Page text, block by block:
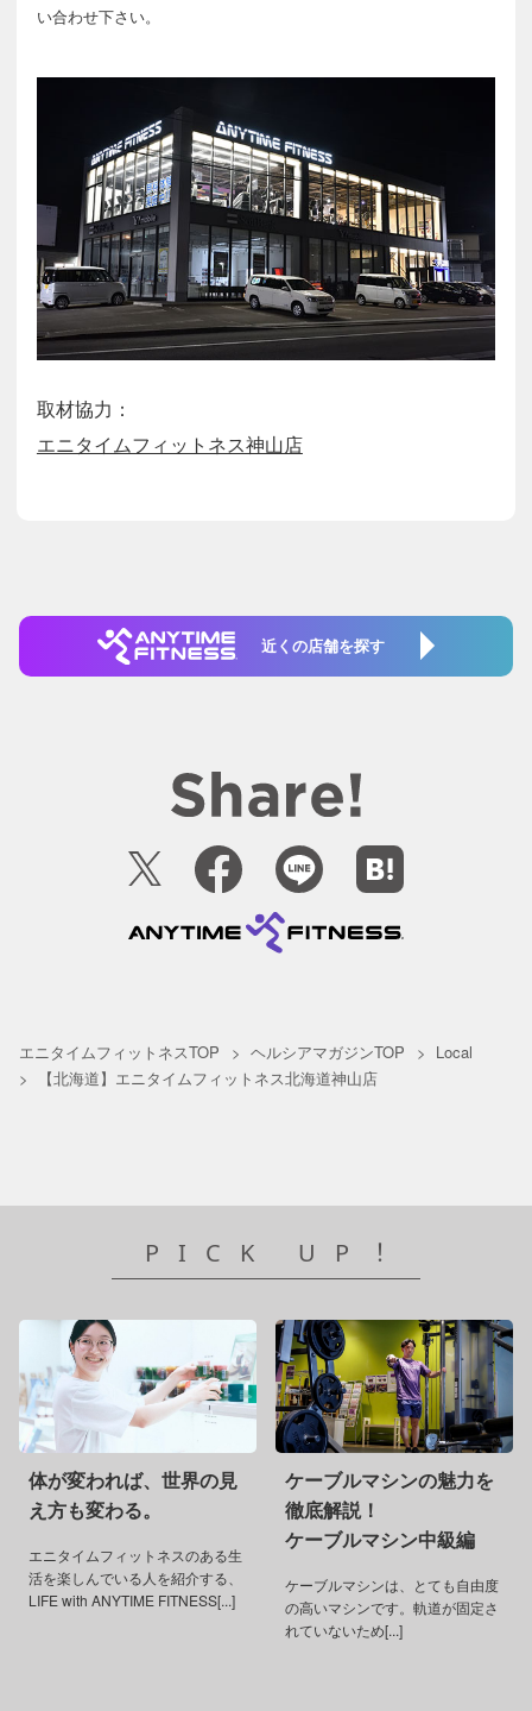
い合わせ下さい。
取材協力：
エニタイムフィットネス神山店
近くの店舗を探す
エニタイムフィットネスTOP ヘルシアマガジンTOP
Local
【北海道】エニタイムフィットネス北海道神山店
PICK UP！
体が変われば、世界の見
え方も変わる。
エニタイムフィットネスのある生
活を楽しんでいる人を紹介する、
LIFE with ANYTIME FITNESS[...]
ケーブルマシンの魅力を
徹底解説！
ケーブルマシン中級編
ケーブルマシンは、とても自由度
の高いマシンです。軌道が固定さ
れていないため[...]